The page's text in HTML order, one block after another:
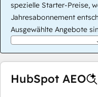
spezielle Starter-Preise,
Jahresabonnement
Ausgewählte Angebote
HubSpot AEO